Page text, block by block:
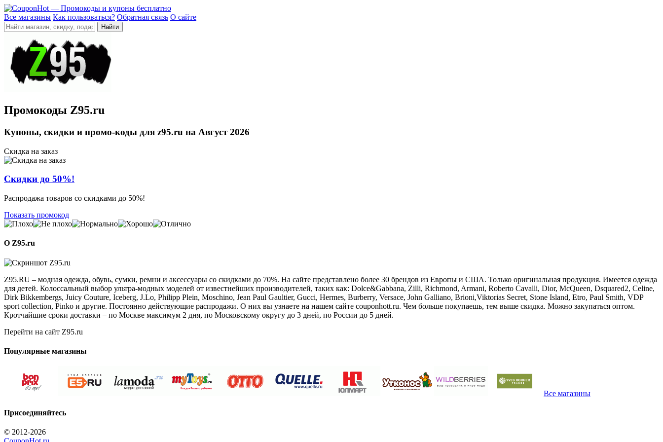
Все магазины Как пользоваться? Обратная связь О сайте
Промокоды Z95.ru
Купоны, скидки и промо-коды для z95.ru на Август 2026
Скидка на заказ
Скидки до 50%!
Распродажа товаров со скидками до 50%!
Показать промокод
О Z95.ru
Z95.RU – модная одежда, обувь, сумки, ремни и аксессуары со скидками до 70%. На сайте представлено более 30 брендов из Европы и США. Только оригинальная продукция. Имеется одежда
для детей. Колоссальный выбор ультра-модных моделей от известнейших производителей, таких как: Dolce&Gabbana, Zilli, Richmond, Armani, Roberto Cavalli, Dior, McQueen, Dsquared2, Celine,
Dirk Bikkembergs, Juicy Couture, Iceberg, J.Lo, Philipp Plein, Moschino, Jean Paul Gaultier, Gucci, Hermes, Burberry, Versace, John Galliano, Brioni,Viktorias Secret, Stone Island, Etro, Paul Smith, VDP
sport collection, Pinko и другие. Постоянно действующие распродажи. О них вы узнаете на нашем сайте couponhott.ru. Чем больше покупаешь, тем выше скидка. Можно закупаться оптом.
Кротчайшие сроки доставки – по Москве максимум 2 дня, по Московскому округу до 3 дней, по России до 5 дней.
Перейти на сайт Z95.ru
Популярные магазины
Все магазины
Присоединяйтесь
© 2012-2026